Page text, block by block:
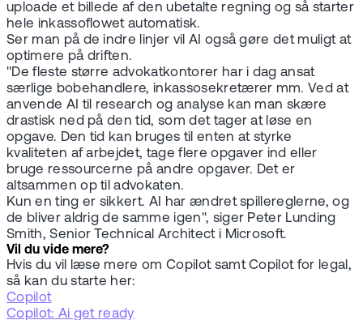
uploade et billede af den ubetalte regning og så starter
hele inkassoflowet automatisk.
Ser man på de indre linjer vil AI også gøre det muligt at
optimere på driften.
"De fleste større advokatkontorer har i dag ansat
særlige bobehandlere, inkassosekretærer mm. Ved at
anvende AI til research og analyse kan man skære
drastisk ned på den tid, som det tager at løse en
opgave. Den tid kan bruges til enten at styrke
kvaliteten af arbejdet, tage flere opgaver ind eller
bruge ressourcerne på andre opgaver. Det er
altsammen op til advokaten.
Kun en ting er sikkert. AI har ændret spillereglerne, og
de bliver aldrig de samme igen", siger Peter Lunding
Smith, Senior Technical Architect i Microsoft.
Vil du vide mere?
Hvis du vil læse mere om Copilot samt Copilot for legal,
så kan du starte her:
Copilot
Copilot: Ai get ready